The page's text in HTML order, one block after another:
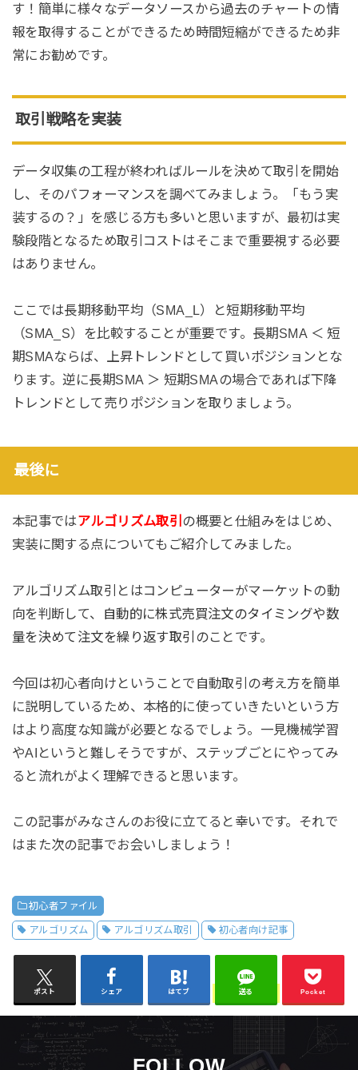
す！簡単に様々なデータソースから過去のチャートの情
報を取得することができるため時間短縮ができるため非
常にお勧めです。
取引戦略を実装
データ収集の工程が終わればルールを決めて取引を開始
し、そのパフォーマンスを調べてみましょう。「もう実
装するの？」を感じる方も多いと思いますが、最初は実
験段階となるため取引コストはそこまで重要視する必要
はありません。
ここでは長期移動平均（SMA_L）と短期移動平均
（SMA_S）を比較することが重要です。長期SMA ＜ 短
期SMAならば、上昇トレンドとして買いポジションとな
ります。逆に長期SMA ＞ 短期SMAの場合であれば下降
トレンドとして売りポジションを取りましょう。
最後に
本記事ではアルゴリズム取引 の概要と仕組みをはじめ、
実装に関する点についてもご紹介してみました。
アルゴリズム取引とはコンピューターがマーケットの動
向を判断して、
自動的に株式売買注文のタイミングや数
量を決めて注文を繰り返す取引 のことです。
今回は初心者向けということで自動取引の考え方を簡単
に説明しているため、本格的に使っていきたいという方
はより高度な知識が必要となるでしょう。一見機械学習
やAIというと難しそうですが、ステップごとにやってみ
ると流れがよく理解できると思います。
この記事がみなさんのお役に立てると幸いです。それで
はまた次の記事でお会いしましょう！
初心者ファイル
アルゴリズム アルゴリズム取引 初心者向け記事
ポスト シェア はてブ 送る Pocket